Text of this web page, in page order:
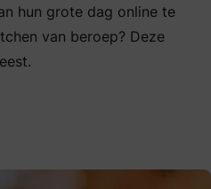
hun grote dag online te
van beroep? Deze